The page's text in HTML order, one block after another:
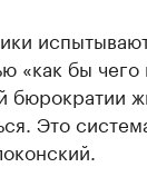
«как бы чего
бюрократии
Это